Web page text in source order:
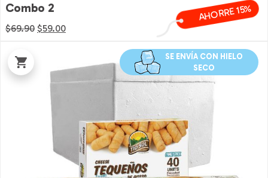
Combo 2
$69.90 El
era:
$69.90.
$59.00El
es:
$59.00.
AHORRE 15%
SE ENVÍA CON HIELO
SECO